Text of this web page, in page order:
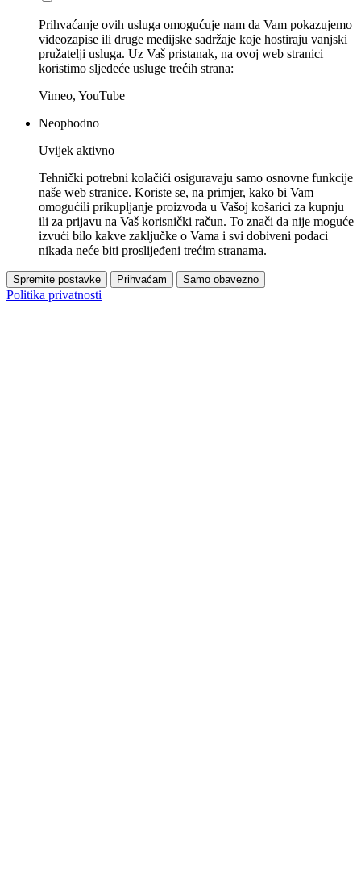
Prihvaćanje ovih usluga omogućuje nam da Vam pokazujemo
videozapise ili druge medijske sadržaje koje hostiraju vanjski
pružatelji usluga. Uz Vaš pristanak, na ovoj web stranici
koristimo sljedeće usluge trećih strana:
Vimeo, YouTube
Neophodno
Uvijek aktivno
Tehnički potrebni kolačići osiguravaju samo osnovne funkcije
naše web stranice. Koriste se, na primjer, kako bi Vam
omogućili prikupljanje proizvoda u Vašoj košarici za kupnju
ili za prijavu na Vaš korisnički račun. To znači da nije moguće
izvući bilo kakve zaključke o Vama i svi dobiveni podaci
nikada neće biti proslijeđeni trećim stranama.
Spremite postavke Prihvaćam Samo obavezno
Politika privatnosti